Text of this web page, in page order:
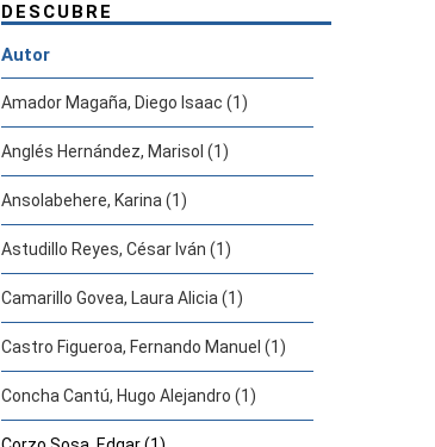
DESCUBRE
Autor
Amador Magaña, Diego Isaac (1)
Anglés Hernández, Marisol (1)
Ansolabehere, Karina (1)
Astudillo Reyes, César Iván (1)
Camarillo Govea, Laura Alicia (1)
Castro Figueroa, Fernando Manuel (1)
Concha Cantú, Hugo Alejandro (1)